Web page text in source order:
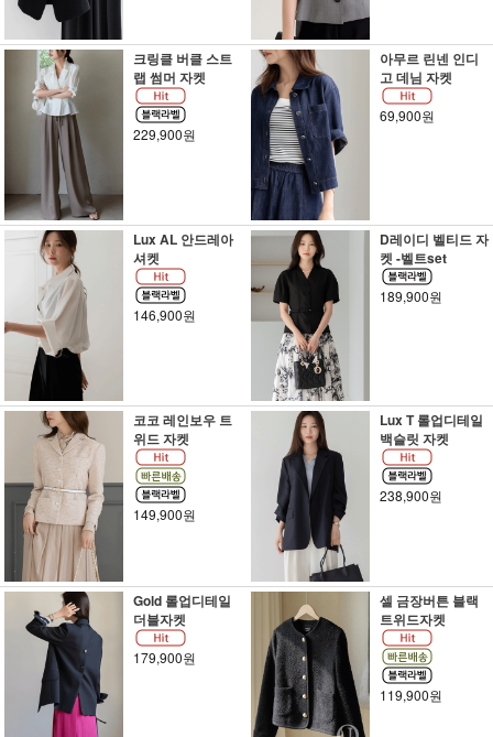
크링클 버클 스트
랩 썸머 자켓
229,900원
아무르 린넨 인디
고 데님 자켓
69,900원
Lux AL 안드레아
셔켓
146,900원
D레이디 벨티드 자
켓 -벨트set
189,900원
코코 레인보우 트
위드 자켓
149,900원
Lux T 롤업디테일
백슬릿 자켓
238,900원
Gold 롤업디테일
더블자켓
179,900원
셀 금장버튼 블랙
트위드자켓
119,900원